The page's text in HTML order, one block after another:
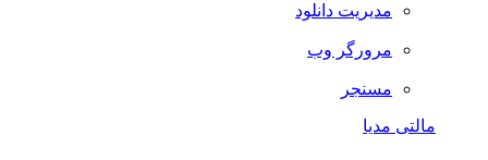
مدیریت دانلود
مرورگر وب
مسنجر
مالتی مدیا